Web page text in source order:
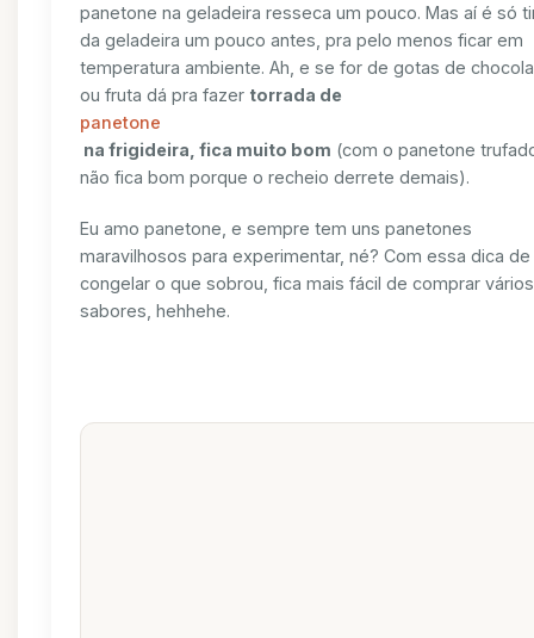
panetone na geladeira resseca um pouco. Mas aí é só
da geladeira um pouco antes, pra pelo menos ficar em
temperatura ambiente. Ah, e se for de gotas de
ou fruta dá pra fazer torrada de
panetone
na frigideira, fica muito bom (com o panetone
não fica bom porque o recheio derrete demais).
Eu amo panetone, e sempre tem uns panetones
maravilhosos para experimentar, né? Com essa dica de
congelar o que sobrou, fica mais fácil de comprar vários
sabores, hehhehe.